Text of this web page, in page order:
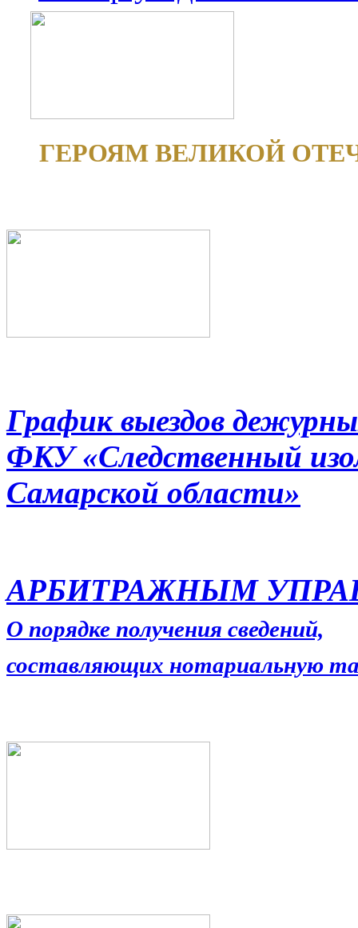
ГЕРОЯМ ВЕЛИКОЙ
График выездов
ФКУ «Следственный
Самарской области»
АРБИТРАЖНЫМ
О порядке получения сведений,
составляющих нотариальную